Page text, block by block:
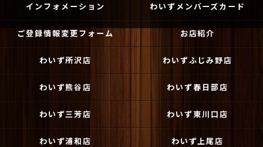
インフォメーション わいずメンバーズカード
ご登録情報変更フォーム お店紹介
わいず所沢店 わいずふじみ野店
わいず熊谷店 わいず春日部店
わいず三芳店 わいず東川口店
わいず浦和店 わいず上尾店